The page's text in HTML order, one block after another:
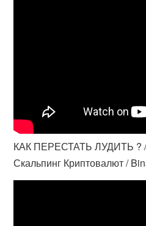
КАК ПЕРЕСТАТЬ ЛУДИТЬ ? /
Скальпинг Криптовалют /